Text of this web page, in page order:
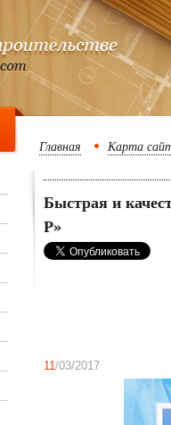
Главная Карта
Быстрая и
Р»
11/03/2017